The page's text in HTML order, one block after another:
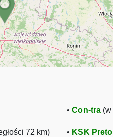
•Con-tra (w
72 km) • KSK